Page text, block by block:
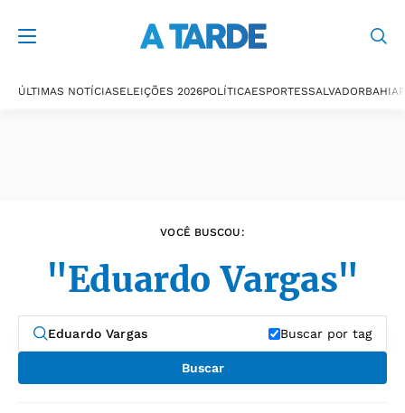
ÚLTIMAS NOTÍCIASELEIÇÕES 2026POLÍTICAESPORTESSALVADORBAHIA
VOCÊ BUSCOU:
"Eduardo Vargas"
Buscar por tag
Buscar